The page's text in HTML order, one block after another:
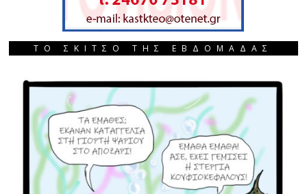
ΤΟ ΣΚΙΤΣΟ ΤΗΣ ΕΒΔΟΜΑΔΑΣ